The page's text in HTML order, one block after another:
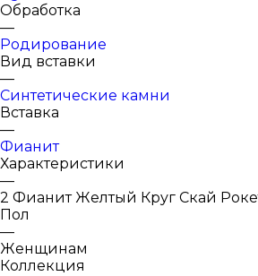
Обработка
—
Родирование
Вид вставки
—
Синтетические камни
Вставка
—
Фианит
Характеристики
—
2 Фианит Желтый Круг Скай
Пол
—
Женщинам
Коллекция